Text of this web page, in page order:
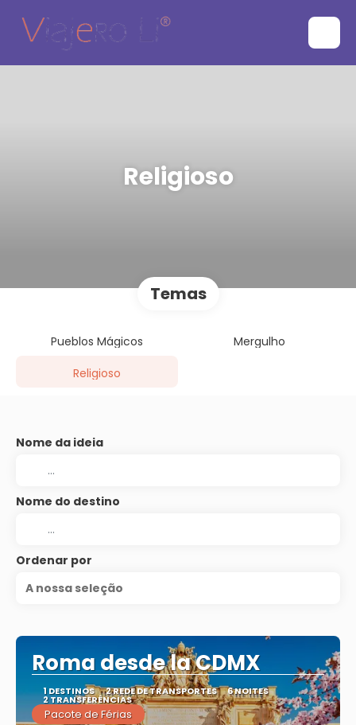
Religioso
Temas
Pueblos Mágicos
Mergulho
Religioso
Nome da ideia
Nome do destino
Ordenar por
A nossa seleção
Roma desde la CDMX
1 DESTINOS 2 REDE DE TRANSPORTES 6 NOITES
2 TRANSFERÊNCIAS
Pacote de Férias